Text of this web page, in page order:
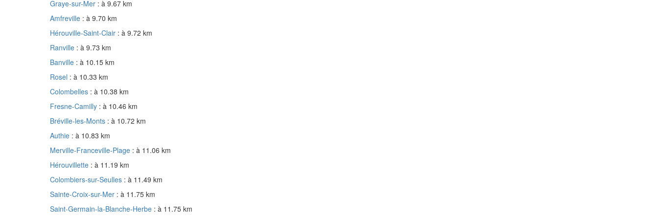
Graye-sur-Mer : à 9.67 km
Amfreville : à 9.70 km
Hérouville-Saint-Clair : à 9.72 km
Ranville : à 9.73 km
Banville : à 10.15 km
Rosel : à 10.33 km
Colombelles : à 10.38 km
Fresne-Camilly : à 10.46 km
Bréville-les-Monts : à 10.72 km
Authie : à 10.83 km
Merville-Franceville-Plage : à 11.06 km
Hérouvillette : à 11.19 km
Colombiers-sur-Seulles : à 11.49 km
Sainte-Croix-sur-Mer : à 11.75 km
Saint-Germain-la-Blanche-Herbe : à 11.75 km